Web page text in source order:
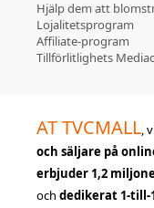
Hjälp dem att
Lojalitetsprogram
Affiliate-program
Tillförlitlighets
AT TVCMALL,
och säljare på
erbjuder 1,2
och dedikerat 1-till-